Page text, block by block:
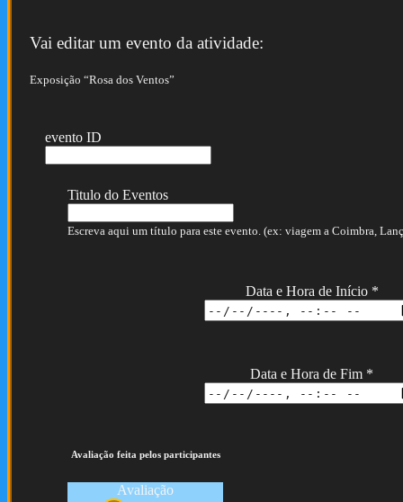
Vai editar um evento da atividade:
Exposição “Rosa dos Ventos”
evento ID
Titulo do Eventos
Escreva aqui um título para este evento. (ex: viagem a Coimbra,
Data e Hora de Início *
Data e Hora de Fim *
Avaliação feita pelos participantes
Avaliação